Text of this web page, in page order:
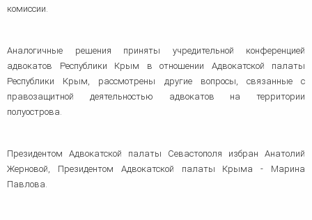
комиссии.
Аналогичные решения приняты учредительной конференцией
адвокатов Республики Крым в отношении Адвокатской палаты
Республики Крым, рассмотрены другие вопросы, связанные с
правозащитной деятельностью адвокатов на территории
полуострова.
Президентом Адвокатской палаты Севастополя избран Анатолий
Жерновой, Президентом Адвокатской палаты Крыма - Марина
Павлова.